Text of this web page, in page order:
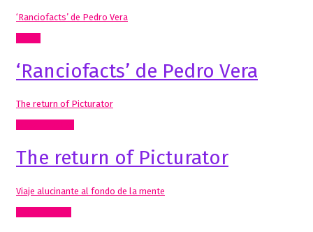
‘Ranciofacts’ de Pedro Vera
‘Ranciofacts’ de Pedro Vera
The return of Picturator
The return of Picturator
Viaje alucinante al fondo de la mente